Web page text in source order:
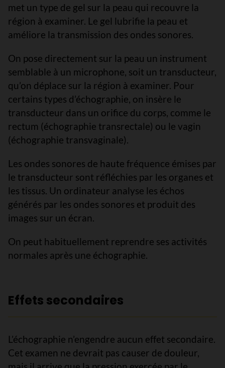
met un type de gel sur la peau qui recouvre la
région à examiner. Le gel lubrifie la peau et
améliore la transmission des ondes sonores.
On pose directement sur la peau un instrument
semblable à un microphone, soit un transducteur,
qu’on déplace sur la région à examiner. Pour
certains types d’échographie, on insère le
transducteur dans un orifice du corps, comme le
rectum (échographie transrectale) ou le vagin
(échographie transvaginale).
Les ondes sonores de haute fréquence émises par
le transducteur sont réfléchies par les organes et
les tissus. Un ordinateur analyse les échos
générés par les ondes sonores et produit des
images sur un écran.
On peut habituellement reprendre ses activités
normales après une échographie.
Effets secondaires
L’échographie n’engendre aucun effet secondaire.
Cet examen ne devrait pas causer de douleur,